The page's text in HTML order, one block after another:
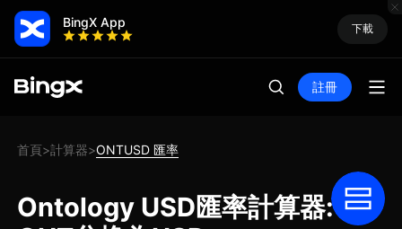
BingX App 下載
註冊
首頁>計算器>ONTUSD 匯率
Ontology USD匯率計算器: 把